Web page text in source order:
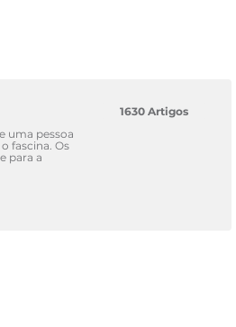
uma pessoa
fascina. Os
para a
1630 Artigos